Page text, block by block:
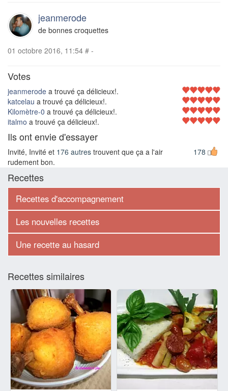
jeanmerode
de bonnes croquettes
01 octobre 2016, 11:54 # -
Votes
jeanmerode a trouvé ça délicieux!.
katcelau a trouvé ça délicieux!.
Kilomètre-0 a trouvé ça délicieux!.
italmo a trouvé ça délicieux!.
Ils ont envie d'essayer
178
Invité, Invité et 176 autres trouvent que ça a l'air
rudement bon.
Recettes
Recettes d'accompagnement
Les nouvelles recettes
Une recette au hasard
Recettes similaires